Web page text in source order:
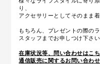
り、
アクセサリーとしてそのまま
もちろん、プレゼントの際の
スタッフまでお申しつけ下さい
在庫状況等、問い合わせはこ
通信販売に関するお問い合わ